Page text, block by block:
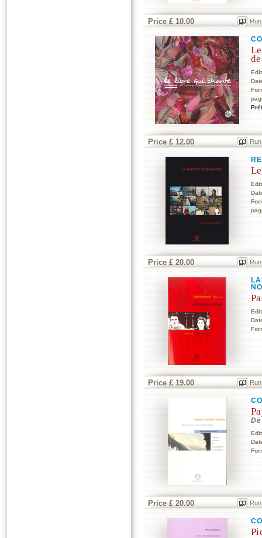
Price £ 10.00
Price £ 12.00
Price £ 20.00
Price £ 19.00
Price £ 20.00